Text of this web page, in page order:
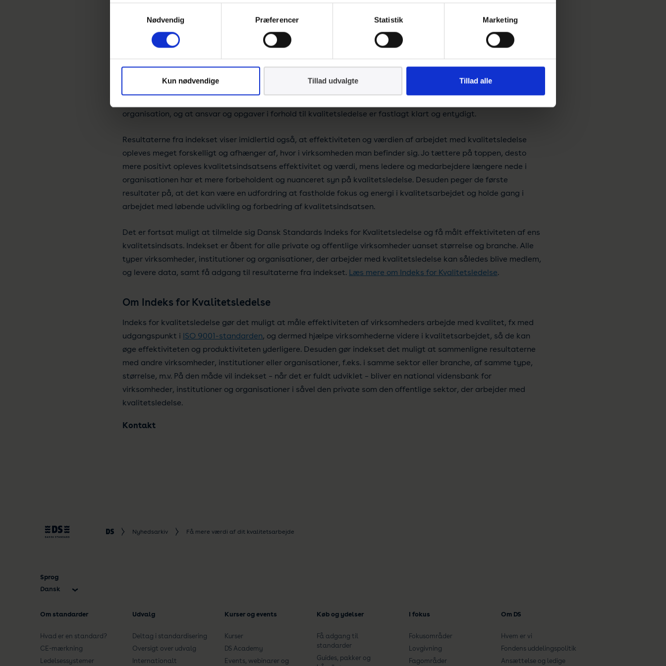
Nødvendig
Præferencer Statistik Marketing
Kun nødvendige Tillad udvalgte Tillad alle
mens mellemledere og projektledere efterspørger mere træning i systemets anvendelse, men til vor overraskelse
også yderligere udvikling. En række konkrete forslag til udvikling kom også frem.
Christian Grøn
Direktør for konsulentydelser
er effektivt, skaber værdi og understøtter virksomhedens evne til at nå sine forretningsmæssige mål. Og langt de
organisation, og at ansvar og opgaver i forhold til kvalitetsledelse er fastlagt klart og entydigt.
Resultaterne fra indekset viser imidlertid også, at effektiviteten og værdien af arbejdet med kvalitetsledelse
opleves meget forskelligt og afhænger af, hvor i virksomheden man befinder sig. Jo tættere på toppen, desto
mere positivt opleves kvalitetsindsatsens effektivitet og værdi, mens ledere og medarbejdere længere nede i
organisationen har et mere forbeholdent og nuanceret syn på kvalitetsledelse. Desuden peger de første
resultater på, at det kan være en udfordring at fastholde fokus og energi i kvalitetsarbejdet og holde gang i
arbejdet med løbende udvikling og forbedring af kvalitetsindsatsen.
Det er fortsat muligt at tilmelde sig Dansk Standards Indeks for Kvalitetsledelse og få målt effektiviteten af ens
kvalitetsindsats. Indekset er åbent for alle private og offentlige virksomheder uanset størrelse og branche. Alle
typer virksomheder, institutioner og organisationer, der arbejder med kvalitetsledelse kan således blive medlem,
og levere data, samt få adgang til resultaterne fra indekset. Læs mere om Indeks for Kvalitetsledelse.
Om Indeks for Kvalitetsledelse
Indeks for kvalitetsledelse gør det muligt at måle effektiviteten af virksomheders arbejde med kvalitet, fx med
udgangspunkt i ISO 9001-standarden, og dermed hjælpe virksomhederne videre i kvalitetsarbejdet, så de kan
øge effektiviteten og produktiviteten yderligere. Desuden gør indekset det muligt at sammenligne resultaterne
med andre virksomheder, institutioner eller organisationer, f.eks. i samme sektor eller branche, af samme type,
størrelse, m.v. På den måde vil indekset – når det er fuldt udviklet – bliver en national vidensbank for
virksomheder, institutioner og organisationer i såvel den private som den offentlige sektor, der arbejder med
kvalitetsledelse.
Kontakt
Nyhedsarkiv Få mere værdi af dit kvalitetsarbejde
Sprog
Dansk
Om standarder
Hvad er en standard?
CE-mærkning
Ledelsessystemer
Udvalg
Deltag i standardisering
Oversigt over udvalg
Internationalt
Kurser og events
Kurser
DS Academy
Events, webinarer og
Køb og ydelser
Få adgang til
standarder
Guides, pakker og
I fokus
Fokusområder
Lovgivning
Fagområder
Om DS
Hvem er vi
Fondens uddelingspolitik
Ansættelse og ledige